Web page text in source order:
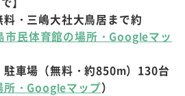
料・三嶋大社大鳥居まで約
市民体育館の場所・Googleマッ
駐車場（無料・約850m）130台
所・Googleマップ）